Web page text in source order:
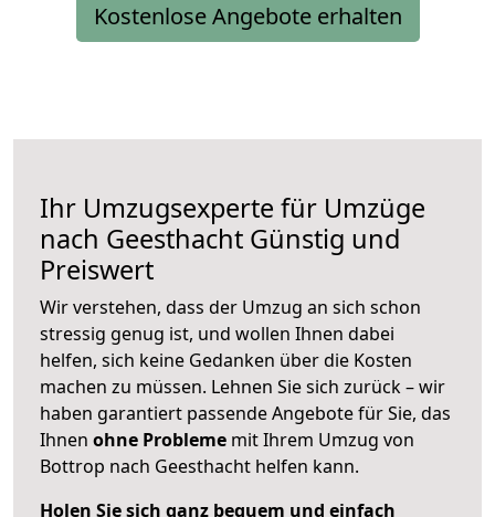
Kostenlose Angebote erhalten
Ihr Umzugsexperte für Umzüge
nach Geesthacht Günstig und
Preiswert
Wir verstehen, dass der Umzug an sich schon
stressig genug ist, und wollen Ihnen dabei
helfen, sich keine Gedanken über die Kosten
machen zu müssen. Lehnen Sie sich zurück – wir
haben garantiert passende Angebote für Sie, das
Ihnen ohne Probleme mit Ihrem Umzug von
Bottrop nach Geesthacht helfen kann.
Holen Sie sich ganz bequem und einfach